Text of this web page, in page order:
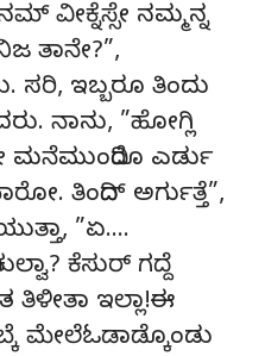
ವೀಕ್ನೆಸ್ಸೇ ನಮ್ಮನ್ನ
ತಾನೇ?”,
ಸರಿ, ಇಬ್ಬರೂ ತಿಂದು
ನಾನು, ”ಹೋಗ್ಲಿ
ಮನೆಮುಂದಿರೊ ಎರ್ಡು
ತಿಂದಿದ್ ಅರ್ಗುತ್ತೆ”,
”ಏ….
ಕೆಸುರ್ ಗದ್ದೆ
ತಿಳೀತಾ ಇಲ್ಲಾ!ಈ
ಮೇಲೆಓಡಾಡ್ಕೊಂಡು